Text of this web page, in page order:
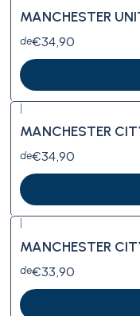
MANCHESTER
de€34,90
MANCHESTER
de€34,90
MANCHESTER
de€33,90